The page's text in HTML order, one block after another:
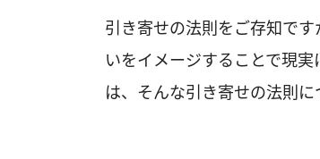
引き寄せの法則をご存知で
いをイメージすることで現
は、そんな引き寄せの法則に